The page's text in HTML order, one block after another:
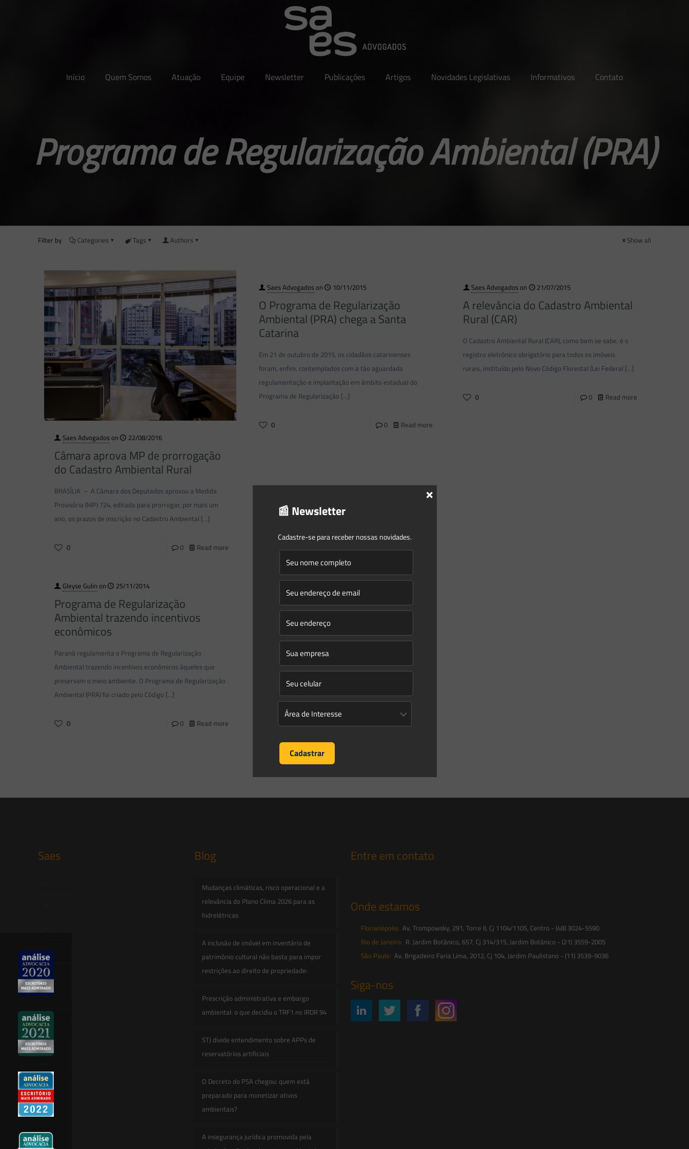
Início Quem Somos Atuação Equipe Newsletter Publicações Artigos Novidades Legislativas Informativos Contato
Programa de Regularização Ambiental (PRA)
Filter by Categories Tags Authors Show all
Saes Advogadoson 22/08/2016
Câmara aprova MP de prorrogação
do Cadastro Ambiental Rural
BRASÍLIA – A Câmara dos Deputados aprovou a Medida
Provisória (MP) 724, editada para prorrogar, por mais um
ano, os prazos de inscrição no Cadastro Ambiental […]
0 0 Read more
Saes Advogadoson 10/11/2015
O Programa de Regularização
Ambiental (PRA) chega a Santa
Catarina
Em 21 de outubro de 2015, os cidadãos catarinenses
foram, enfim, contemplados com a tão aguardada
regulamentação e implantação em âmbito estadual do
Programa de Regularização […]
0 0 Read more
Saes Advogadoson 21/07/2015
A relevância do Cadastro Ambiental
Rural (CAR)
O Cadastro Ambiental Rural (CAR), como bem se sabe, é o
registro eletrônico obrigatório para todos os imóveis
rurais, instituído pelo Novo Código Florestal (Lei Federal […]
0 0 Read more
Gleyse Gulin on 25/11/2014
Programa de Regularização
Ambiental trazendo incentivos
econômicos
Paraná regulamenta o Programa de Regularização
Ambiental trazendo incentivos econômicos àqueles que
preservam o meio ambiente. O Programa de Regularização
Ambiental (PRA) foi criado pelo Código […]
0 0 Read more
Rio de Janeiro publica Decreto nº
44.512/2013 regulamentando o
Novo Código Florestal
Foi publicado, em 10.12.2013, o Decreto Estadual nº
44.512/2013, que regulamenta, no âmbito do Estado do
Rio de Janeiro, o Cadastro Ambiental Rural (CAR), o
Programa[…]
0 Read more
Prev page
Saes Blog
Mudanças climáticas, risco operacional e a
relevância do Plano Clima 2026 para as
hidrelétricas
A inclusão de imóvel em inventário de
patrimônio cultural não basta para impor
restrições ao direito de propriedade:
Prescrição administrativa e embargo
ambiental: o que decidiu o TRF1 no IRDR 94
STJ divide entendimento sobre APPs de
reservatórios artificiais
O Decreto do PSA chegou: quem está
preparado para monetizar ativos
ambientais?
A insegurança jurídica promovida pela
Entre em contato
Onde estamos
Florianópolis: Av. Trompowsky, 291, Torre II, Cj 1104/1105, Centro - (48) 3024-5590
Rio de Janeiro: R. Jardim Botânico, 657, Cj 314/315, Jardim Botânico - (21) 3559-2005
São Paulo: Av. Brigadeiro Faria Lima, 2012, Cj 104, Jardim Paulistano - (11) 3539-9036
Siga-nos
📰 Newsletter
Cadastre-se para receber nossas novidades.
×